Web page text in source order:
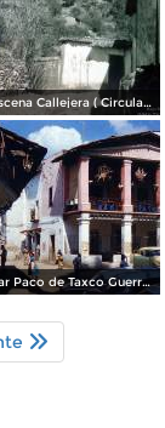
Escena Callejera ( Circulada el 1 de Noviembre 1929 ) por el Fotógrafo Hugo Brehme.
Bar Paco de Taxco Guerrero 1958.